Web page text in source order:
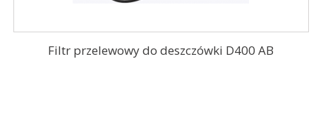
Filtr przelewowy do deszczówki D400 AB